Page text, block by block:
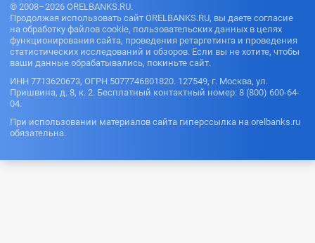
В день
обращения
© 2008–2026 ORELBANKS.RU.
Продолжая использовать сайт ORELBANKS.RU, вы даете согласие
на обработку файлов cookie, пользовательских данных в целях
функционирования сайта, проведения ретаргетинга и проведения
статистических исследований и обзоров. Если вы не хотите, чтобы
ваши данные обрабатывались, покиньте сайт.
ИНН 7713620673, ОГРН 5077746801820. 127549, г. Москва, ул.
Пришвина, д. 8, к. 2. Бесплатный контактный номер: 8 (800) 600-64-
04.
При использовании материалов сайта гиперссылка на orelbanks.ru
обязательна.